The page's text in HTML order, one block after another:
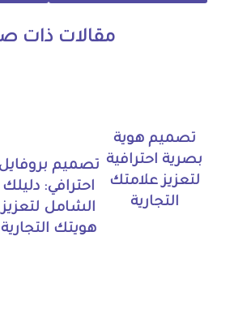
مقالات ذات
تصميم هوية
بصرية احترافية
لتعزيز علامتك
التجارية
تصميم
احترافي: دليلك
الشامل لتعزيز
هويتك التجارية